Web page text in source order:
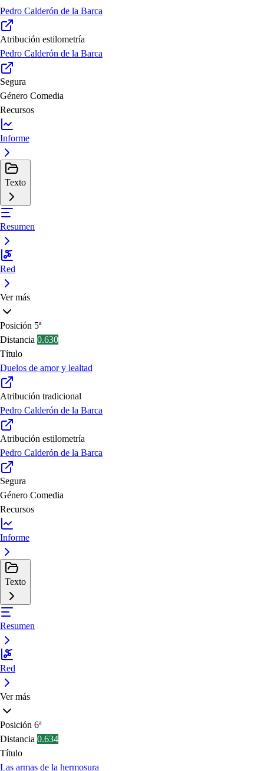
Pedro Calderón de la Barca
Atribución estilometría
Pedro Calderón de la Barca
Segura
Género Comedia
Recursos
Informe
Texto
Resumen
Red
Ver más
Posición 5ª
Distancia 0.630
Título
Duelos de amor y lealtad
Atribución tradicional
Pedro Calderón de la Barca
Atribución estilometría
Pedro Calderón de la Barca
Segura
Género Comedia
Recursos
Informe
Texto
Resumen
Red
Ver más
Posición 6ª
Distancia 0.634
Título
Las armas de la hermosura